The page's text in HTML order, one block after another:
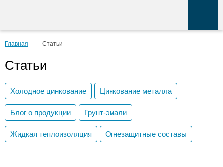
Главная Статьи
Статьи
Холодное цинкование Цинкование металла
Блог о продукции Грунт-эмали
Жидкая теплоизоляция Огнезащитные составы